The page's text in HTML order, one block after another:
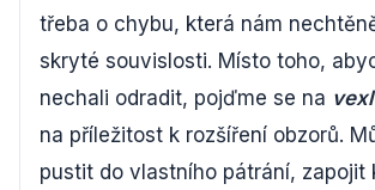
třeba o chybu, která nám
skryté souvislosti. Místo toho,
nechali odradit, pojďme se na vexl
na příležitost k rozšíření obzorů.
pustit do vlastního pátrání, zapojit